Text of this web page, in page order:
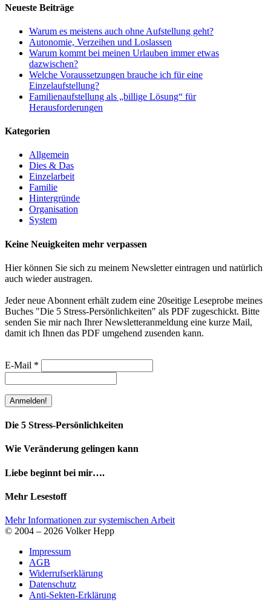
Neueste Beiträge
Warum es meistens auch ohne Aufstellung geht?
Autonomie, Verzeihen und Loslassen
Warum kommt bei meinen Urlauben immer etwas
dazwischen?
Welche Voraussetzungen brauche ich für eine
Einzelaufstellung?
Familienaufstellung als „billige Lösung“ für
Herausforderungen
Kategorien
Allgemein
Dies & Das
Einzelarbeit
Familie
Hintergründe
Organisation
System
Keine Neuigkeiten mehr verpassen
Hier können Sie sich zu meinem Newsletter eintragen und natürlich
auch wieder austragen.
Jeder neue Abonnent erhält zudem eine 20seitige Leseprobe meines
Buches "Die 5 Stress-Persönlichkeiten" als PDF zugeschickt. Bitte
senden Sie mir nach Ihrer Newsletteranmeldung eine kurze Mail,
damit ich Ihnen das PDF umgehend zusenden kann.
E-Mail *
Die 5 Stress-Persönlichkeiten
Wie Veränderung gelingen kann
Liebe beginnt bei mir….
Mehr Lesestoff
Mehr Informationen zur systemischen Arbeit
© 2004 – 2026 Volker Hepp
Impressum
AGB
Widerrufserklärung
Datenschutz
Anti-Sekten-Erklärung